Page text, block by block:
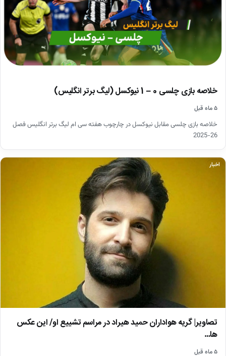
خلاصه بازی چلسی 0 – 1 نیوکسل (لیگ برتر انگلیس)
۵ ماه قبل
خلاصه بازی چلسی مقابل نیوکسل در چارچوب هفته سی ام لیگ برتر انگلیس فصل
26-2025
اخبار
تصاویر| گریه هواداران حمید هیراد در مراسم تشییع او/ این عکس
ها…
۵ ماه قبل